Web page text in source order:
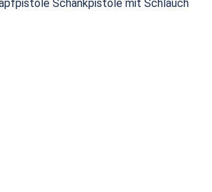
Schankpistole mit Schlauch